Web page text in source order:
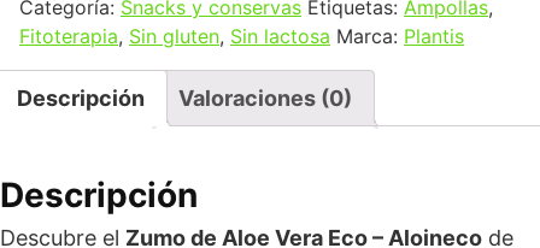
Categoría: Snacks y conservas Etiquetas: Ampollas,
Fitoterapia, Sin gluten, Sin lactosa Marca: Plantis
Descripción Valoraciones (0)
Descripción
Descubre el Zumo de Aloe Vera Eco – Aloineco de